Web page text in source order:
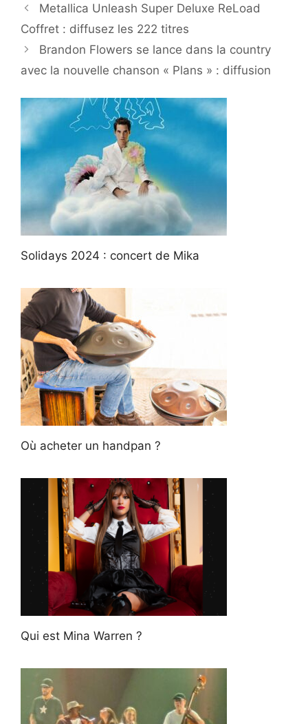
Metallica Unleash Super Deluxe ReLoad
Coffret : diffusez les 222 titres
Brandon Flowers se lance dans la country
avec la nouvelle chanson « Plans » : diffusion
Solidays 2024 : concert de Mika
Où acheter un handpan ?
Qui est Mina Warren ?